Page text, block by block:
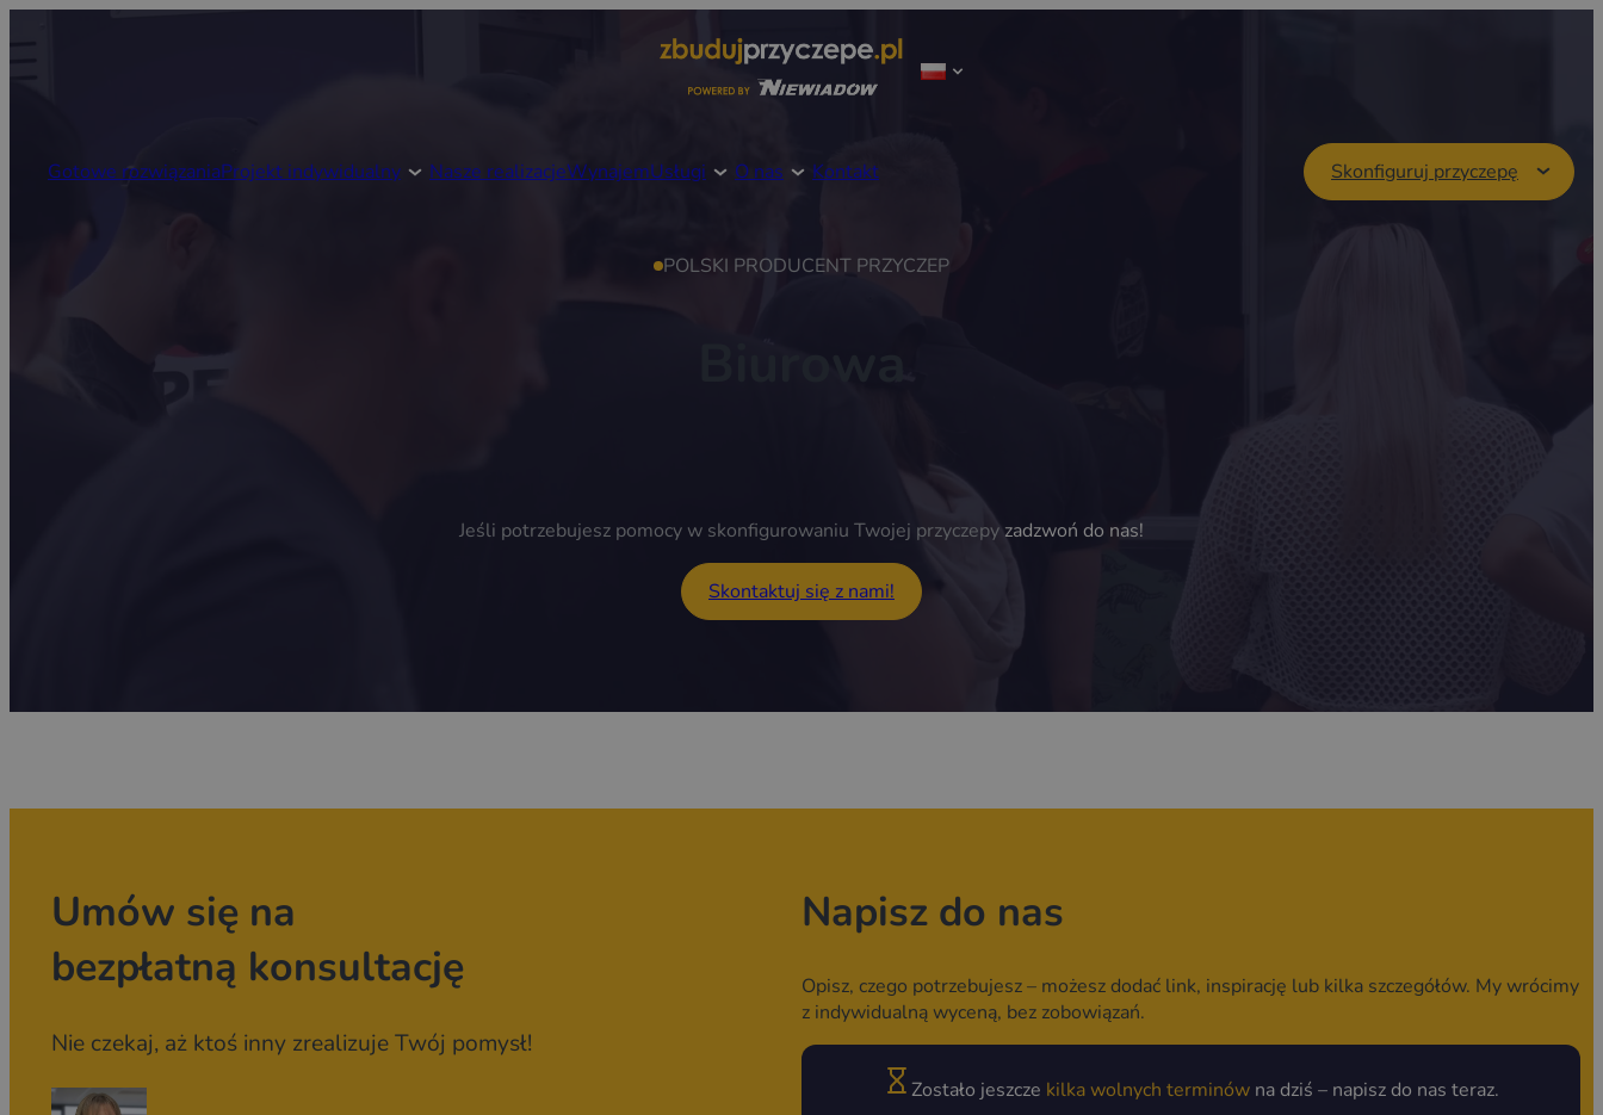
Gotowe rozwiązaniaProjekt indywidualny Nasze realizacjeWynajemUsługi O nas Kontakt Skonfiguruj przyczepę
POLSKI PRODUCENT PRZYCZEP
Jeśli potrzebujesz pomocy w skonfigurowaniu Twojej przyczepyzadzwoń do nas!
Skontaktuj się z nami!
Umów się na
bezpłatną konsultację
Nie czekaj, aż ktoś inny zrealizuje Twój pomysł!
Napisz do nas
Opisz, czego potrzebujesz – możesz dodać link, inspirację lub kilka szczegółów. My wrócimy
z indywidualną wyceną, bez zobowiązań.
Zostało jeszcze kilka wolnych terminów na dziś – napisz do nas teraz.